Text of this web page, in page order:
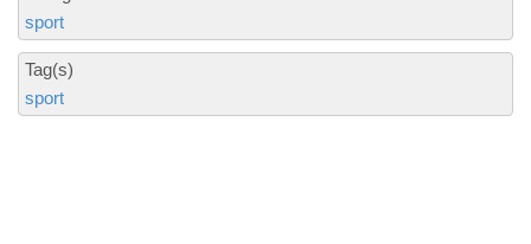
sport
Tag(s)
sport